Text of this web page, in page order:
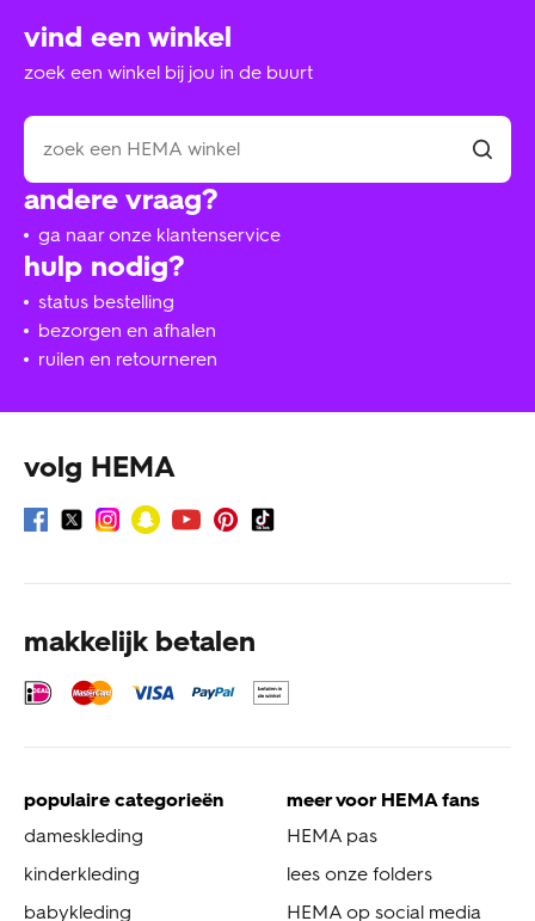
hulp nodig?
status bestelling
bezorgen en afhalen
ruilen en retourneren
andere vraag?
ga naar onze klantenservice
vind een winkel
zoek een winkel bij jou in de buurt
volg HEMA
makkelijk betalen
populaire categorieën
dameskleding
kinderkleding
babykleding
meer voor HEMA fans
HEMA pas
lees onze folders
HEMA op social media